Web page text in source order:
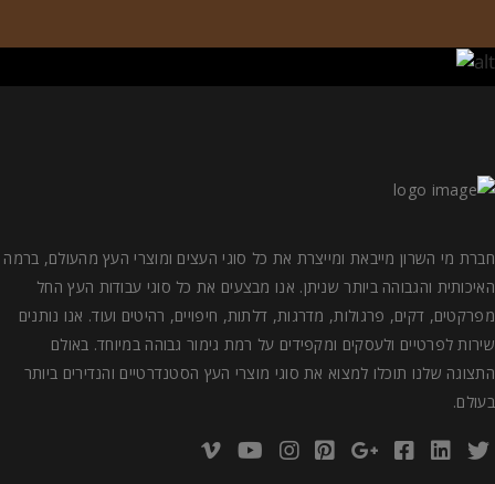
חברת מי השרון מייבאת ומייצרת את כל סוגי העצים ומוצרי העץ מהעולם, ברמה
האיכותית והגבוהה ביותר שניתן. אנו מבצעים את כל סוגי עבודות העץ החל
מפרקטים, דקים, פרגולות, מדרגות, דלתות, חיפויים, רהיטים ועוד. אנו נותנים
שירות לפרטיים ולעסקים ומקפידים על רמת גימור גבוהה במיוחד. באולם
התצוגה שלנו תוכלו למצוא את סוגי מוצרי העץ הסטנדרטיים והנדירים ביותר
בעולם.